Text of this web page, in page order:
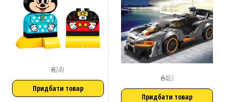
₴249
Придбати товар
₴483
Придбати товар